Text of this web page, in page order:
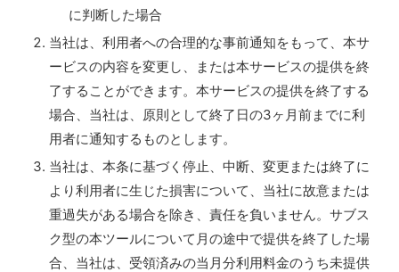
に判断した場合
当社は、利用者への合理的な事前通知をもって、本サ
ービスの内容を変更し、または本サービスの提供を終
了することができます。本サービスの提供を終了する
場合、当社は、原則として終了日の3ヶ月前までに利
用者に通知するものとします。
当社は、本条に基づく停止、中断、変更または終了に
より利用者に生じた損害について、当社に故意または
重過失がある場合を除き、責任を負いません。サブス
ク型の本ツールについて月の途中で提供を終了した場
合、当社は、受領済みの当月分利用料金のうち未提供